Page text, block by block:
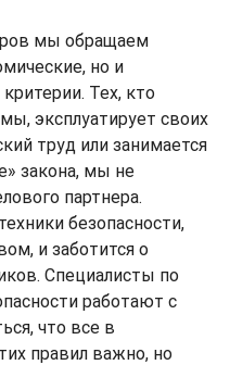
мы обращаем
но и
Тех, кто
эксплуатирует своих
труд или занимается
закона, мы не
партнера.
безопасности,
и заботится о
Специалисты по
работают с
что все в
правил важно, но